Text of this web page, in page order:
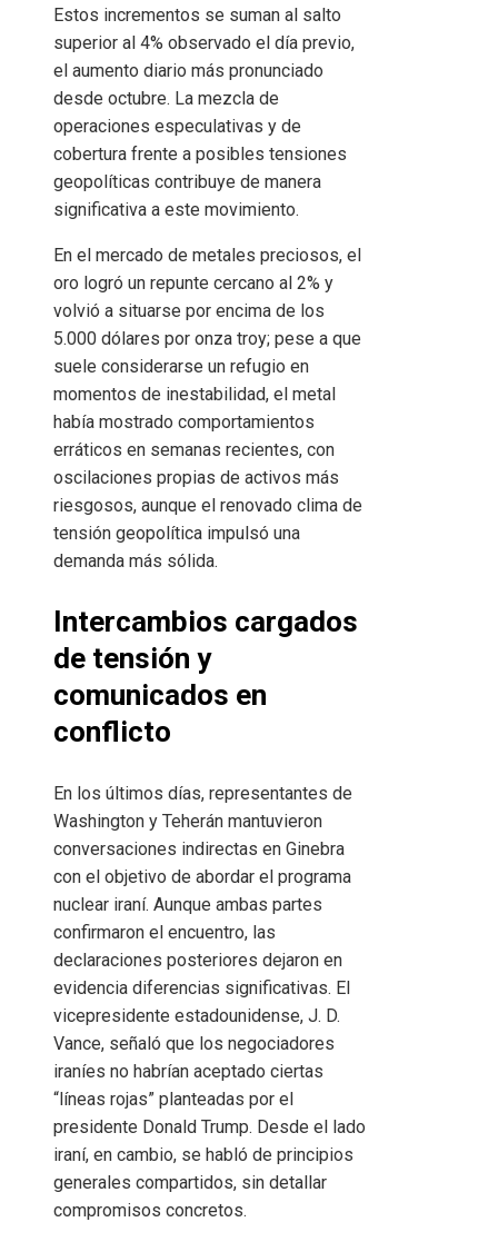
Estos incrementos se suman al salto
superior al 4% observado el día previo,
el aumento diario más pronunciado
desde octubre. La mezcla de
operaciones especulativas y de
cobertura frente a posibles tensiones
geopolíticas contribuye de manera
significativa a este movimiento.
En el mercado de metales preciosos, el
oro logró un repunte cercano al 2% y
volvió a situarse por encima de los
5.000 dólares por onza troy; pese a que
suele considerarse un refugio en
momentos de inestabilidad, el metal
había mostrado comportamientos
erráticos en semanas recientes, con
oscilaciones propias de activos más
riesgosos, aunque el renovado clima de
tensión geopolítica impulsó una
demanda más sólida.
Intercambios cargados
de tensión y
comunicados en
conflicto
En los últimos días, representantes de
Washington y Teherán mantuvieron
conversaciones indirectas en Ginebra
con el objetivo de abordar el programa
nuclear iraní. Aunque ambas partes
confirmaron el encuentro, las
declaraciones posteriores dejaron en
evidencia diferencias significativas. El
vicepresidente estadounidense, J. D.
Vance, señaló que los negociadores
iraníes no habrían aceptado ciertas
“líneas rojas” planteadas por el
presidente Donald Trump. Desde el lado
iraní, en cambio, se habló de principios
generales compartidos, sin detallar
compromisos concretos.